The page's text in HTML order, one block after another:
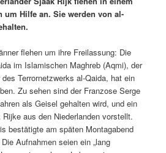
um Hilfe an. Sie werden von al-
flehen um ihre Freilassung: Die
im Islamischen Maghreb (Aqmi), der
Terrornetzwerks al-Qaida, hat ein
Zu sehen sind der Franzose Serge
als Geisel gehalten wird, und ein
aus den Niederlanden vorstellt.
bestätigte am späten Montagabend
Aufnahmen seien ein „lang